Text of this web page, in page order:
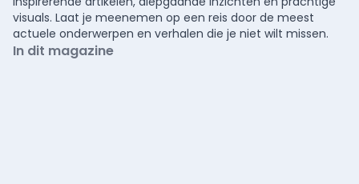
visuals. Laat je meenemen op een reis door de meest
actuele onderwerpen en verhalen die je niet wilt missen.
In dit magazine